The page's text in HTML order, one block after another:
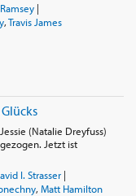
|
,Travis James
(Natalie Dreyfuss)
Jetzt ist
I. Strasser|
, Matt Hamilton